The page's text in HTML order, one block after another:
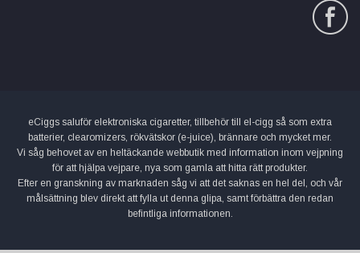
eCiggs saluför elektroniska cigaretter, tillbehör till el-cigg så som extra
batterier, clearomizers, rökvätskor (e-juice), brännare och mycket mer.
Vi såg behovet av en heltäckande webbutik med information inom vejpning
för att hjälpa vejpare, nya som gamla att hitta rätt produkter.
Efter en granskning av marknaden såg vi att det saknas en hel del, och vår
målsättning blev direkt att fylla ut denna glipa, samt förbättra den redan
befintliga informationen.